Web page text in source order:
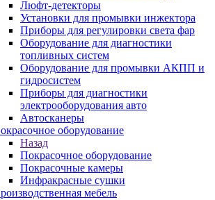
Люфт-детекторы
Установки для промывки инжектора
Приборы для регулировки света фар
Оборудование для диагностики
топливных систем
Оборудование для промывки АКПП и
гидросистем
Приборы для диагностики
электрооборудования авто
Автосканеры
оборудование
Назад
Покрасочное оборудование
Покрасочные камеры
Инфракрасные сушки
мебель